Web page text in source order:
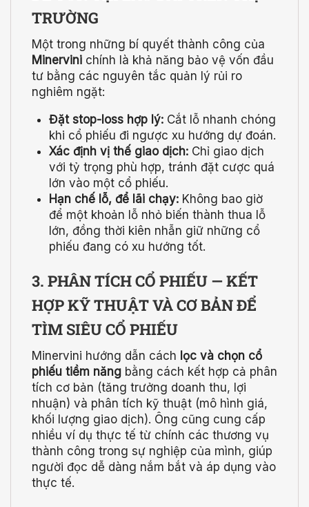
TRƯỜNG
Một trong những bí quyết thành công của
Minervini chính là khả năng bảo vệ vốn đầu
tư bằng các nguyên tắc quản lý rủi ro
nghiêm ngặt:
Đặt stop-loss hợp lý: Cắt lỗ nhanh chóng
khi cổ phiếu đi ngược xu hướng dự đoán.
Xác định vị thế giao dịch: Chỉ giao dịch
với tỷ trọng phù hợp, tránh đặt cược quá
lớn vào một cổ phiếu.
Hạn chế lỗ, để lãi chạy: Không bao giờ
để một khoản lỗ nhỏ biến thành thua lỗ
lớn, đồng thời kiên nhẫn giữ những cổ
phiếu đang có xu hướng tốt.
3. PHÂN TÍCH CỔ PHIẾU — KẾT
HỢP KỸ THUẬT VÀ CƠ BẢN ĐỂ
TÌM SIÊU CỔ PHIẾU
Minervini hướng dẫn cách lọc và chọn cổ
phiếu tiềm năng bằng cách kết hợp cả phân
tích cơ bản (tăng trưởng doanh thu, lợi
nhuận) và phân tích kỹ thuật (mô hình giá,
khối lượng giao dịch). Ông cũng cung cấp
nhiều ví dụ thực tế từ chính các thương vụ
thành công trong sự nghiệp của mình, giúp
người đọc dễ dàng nắm bắt và áp dụng vào
thực tế.